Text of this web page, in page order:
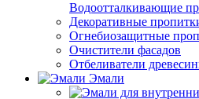
Водоотталкивающие
Декоративные
Огнебиозащитные
Очистители фасадов
Отбеливатели
Эмали